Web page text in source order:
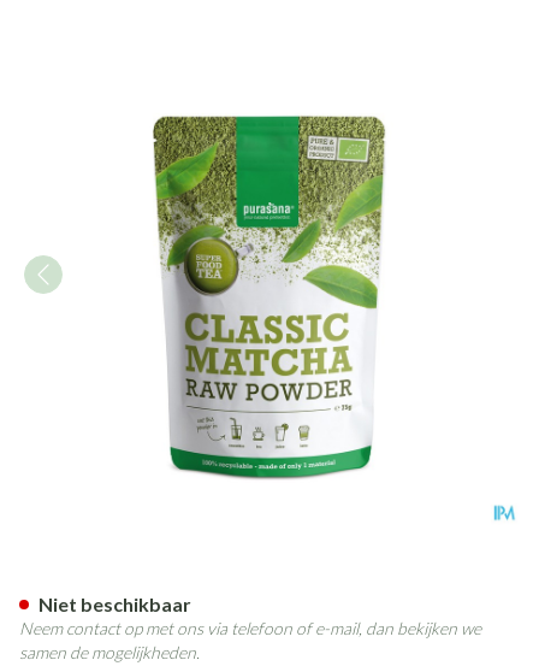
Niet beschikbaar
Neem contact op met ons via telefoon of e-mail, dan bekijken we
samen de mogelijkheden.